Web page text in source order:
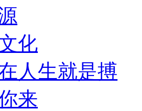
化
人生就是搏
来